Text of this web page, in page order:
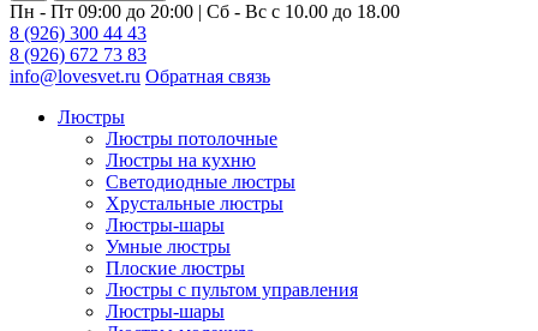
Пн - Пт 09:00 до 20:00 | Сб - Вс с 10.00 до 18.00
8 (926) 300 44 43
8 (926) 672 73 83
info@lovesvet.ru Обратная связь
Люстры
Люстры потолочные
Люстры на кухню
Светодиодные люстры
Хрустальные люстры
Люстры-шары
Умные люстры
Плоские люстры
Люстры с пультом управления
Люстры-шары